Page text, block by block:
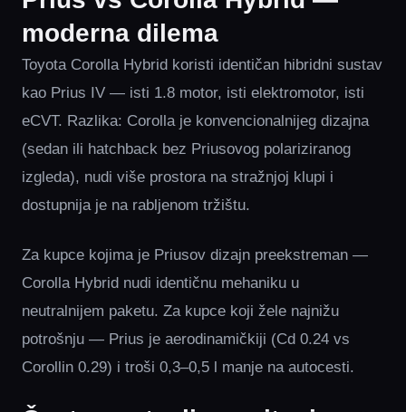
moderna dilema
Toyota Corolla Hybrid koristi identičan hibridni sustav
kao Prius IV — isti 1.8 motor, isti elektromotor, isti
eCVT. Razlika: Corolla je konvencionalnijeg dizajna
(sedan ili hatchback bez Priusovog polariziranog
izgleda), nudi više prostora na stražnjoj klupi i
dostupnija je na rabljenom tržištu.
Za kupce kojima je Priusov dizajn preekstreman —
Corolla Hybrid nudi identičnu mehaniku u
neutralnijem paketu. Za kupce koji žele najnižu
potrošnju — Prius je aerodinamičkiji (Cd 0.24 vs
Corollin 0.29) i troši 0,3–0,5 l manje na autocesti.